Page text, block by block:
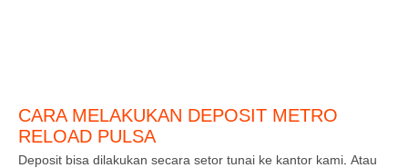
CARA MELAKUKAN DEPOSIT METRO
RELOAD PULSA
Deposit bisa dilakukan secara setor tunai ke kantor kami Atau